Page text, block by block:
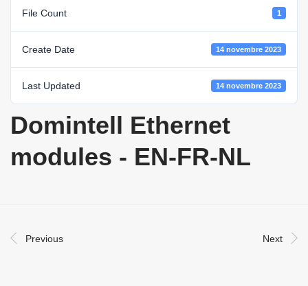
File Count 1
Create Date 14 novembre 2023
Last Updated 14 novembre 2023
Domintell Ethernet
modules - EN-FR-NL
Previous Next